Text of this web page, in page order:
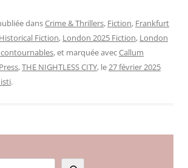
dansCrime & Thrillers, Fiction, Frankfurt
Historical Fiction, London 2025 Fiction, London
, et marquée avecCallum
,THE NIGHTLESS CITY, le27 février 2025
.